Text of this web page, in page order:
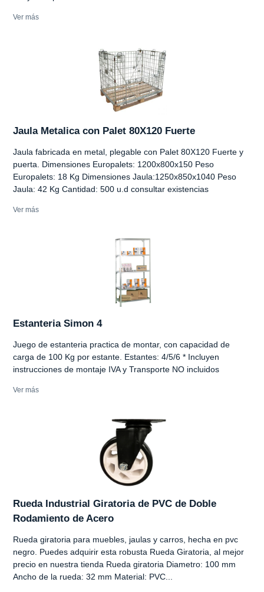
Ver más
Jaula Metalica con Palet 80X120 Fuerte
Jaula fabricada en metal, plegable con Palet 80X120 Fuerte y
puerta. Dimensiones Europalets: 1200x800x150 Peso
Europalets: 18 Kg Dimensiones Jaula:1250x850x1040 Peso
Jaula: 42 Kg Cantidad: 500 u.d consultar existencias
Ver más
Estanteria Simon 4
Juego de estanteria practica de montar, con capacidad de
carga de 100 Kg por estante. Estantes: 4/5/6 * Incluyen
instrucciones de montaje IVA y Transporte NO incluidos
Ver más
Rueda Industrial Giratoria de PVC de Doble
Rodamiento de Acero
Rueda giratoria para muebles, jaulas y carros, hecha en pvc
negro. Puedes adquirir esta robusta Rueda Giratoria, al mejor
precio en nuestra tienda Rueda giratoria Diametro: 100 mm
Ancho de la rueda: 32 mm Material: PVC...